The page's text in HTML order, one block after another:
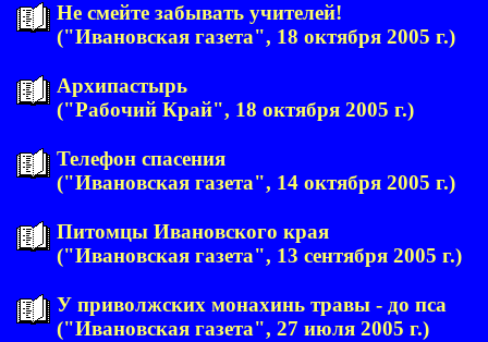
Не смейте забывать учителей!
("Ивановская газета", 18 октября 2005 г.)
Архипастырь
("Рабочий Край", 18 октября 2005 г.)
Телефон спасения
("Ивановская газета", 14 октября 2005 г.)
Питомцы Ивановского края
("Ивановская газета", 13 сентября 2005 г.)
У приволжских монахинь травы - до пса
("Ивановская газета", 27 июля 2005 г.)